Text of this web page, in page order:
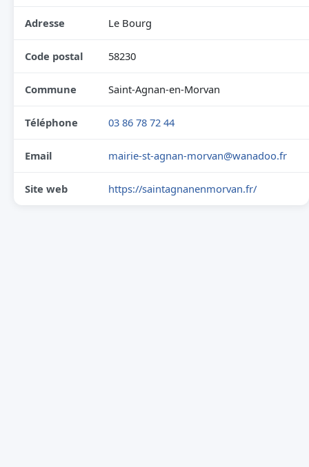
Adresse Le Bourg
Code postal 58230
Commune Saint-Agnan-en-Morvan
Téléphone 03 86 78 72 44
Email mairie-st-agnan-morvan@wanadoo.fr
Site web https://saintagnanenmorvan.fr/